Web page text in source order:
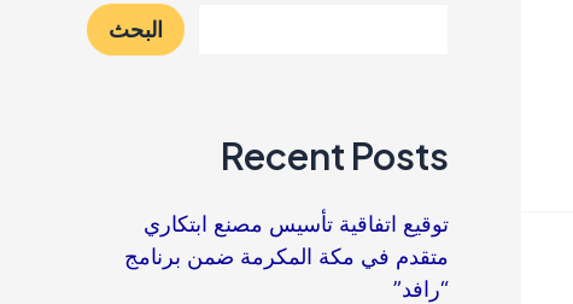
البحث
Recent Posts
توقيع اتفاقية تأسيس مصنع ابتكاري
متقدم في مكة المكرمة ضمن برنامج
“رافد”